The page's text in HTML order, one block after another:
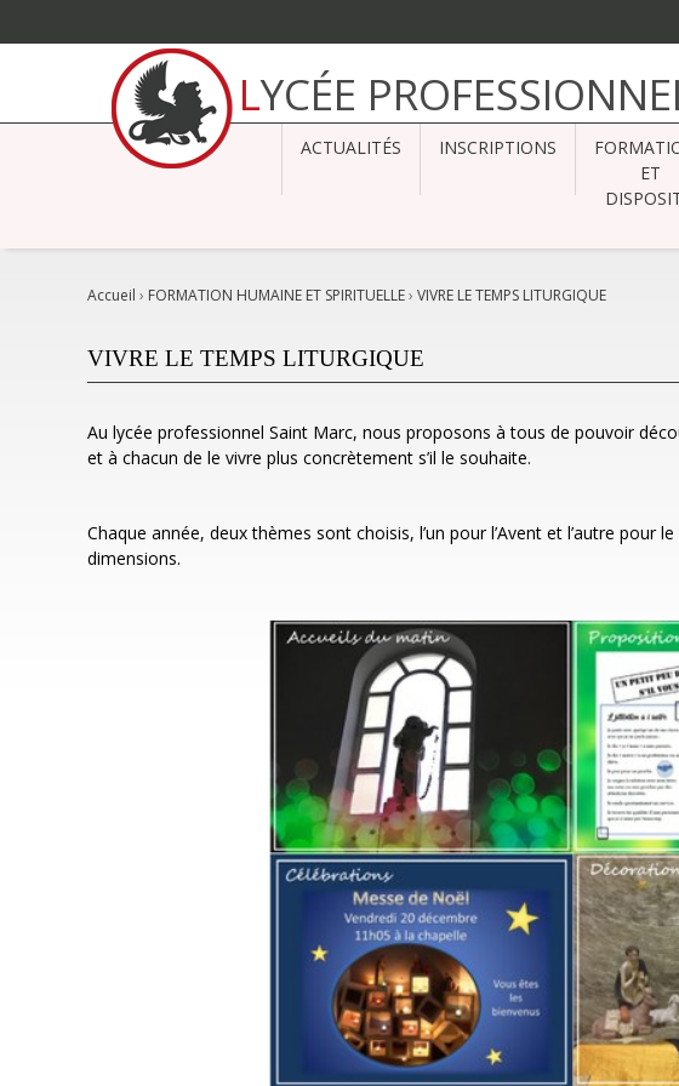
contenu.
Aller
LYCÉE
ACTUALITÉS INSCRIPTIONS
ET
Accueil › FORMATION HUMAINE ET SPIRITUELLE› VIVRE LE TEMPS LITURGIQUE
VIVRE LE TEMPS LITURGIQUE
Au lycée professionnel Saint Marc, nous proposons à tous de pouvoir
et à chacun de le vivre plus concrètement s’il le souhaite.
Chaque année, deux thèmes sont choisis, l’un pour l’Avent et l’autre pour
dimensions.